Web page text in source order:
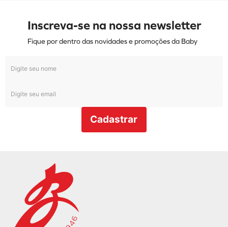
Inscreva-se na nossa newsletter
Fique por dentro das novidades e promoções da Baby
Cadastrar